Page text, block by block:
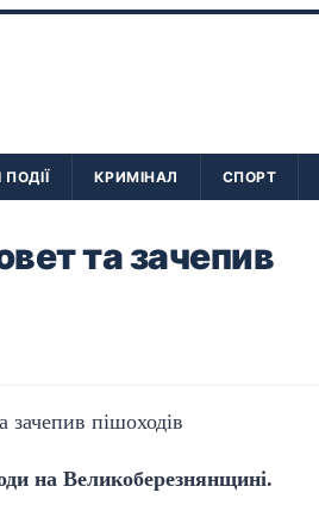
КРИМІНАЛ СПОРТ
та зачепив
на Великоберезнянщині.